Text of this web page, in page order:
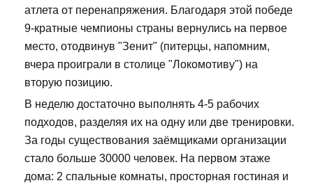
атлета от перенапряжения. Благодаря этой победе
9-кратные чемпионы страны вернулись на первое
место, отодвинув "Зенит" (питерцы, напомним,
вчера проиграли в столице "Локомотиву") на
вторую позицию.
В неделю достаточно выполнять 4-5 рабочих
подходов, разделяя их на одну или две тренировки.
За годы существования заёмщиками организации
стало больше 30000 человек. На первом этаже
дома: 2 спальные комнаты, просторная гостиная и